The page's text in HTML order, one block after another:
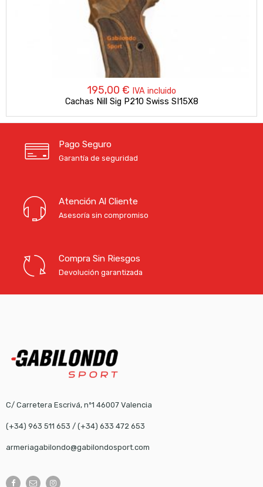
195,00 € IVA incluido
Cachas Nill Sig P210 Swiss SI15X8
Pago Seguro
Garantía de seguridad
Atención Al Cliente
Asesoría sin compromiso
Compra Sin Riesgos
Devolución garantizada
C/ Carretera Escrivá, nº1 46007 Valencia
(+34) 963 511 653 / (+34) 633 472 653
armeriagabilondo@gabilondosport.com